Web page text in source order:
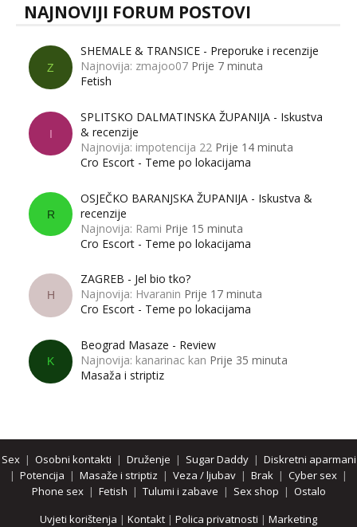
NAJNOVIJI FORUM POSTOVI
Z
SHEMALE & TRANSICE - Preporuke i recenzije
Najnovija: zmajoo07 Prije 7 minuta
Fetish
I
SPLITSKO DALMATINSKA ŽUPANIJA - Iskustva
& recenzije
Najnovija: impotencija 22 Prije 14 minuta
Cro Escort - Teme po lokacijama
R
OSJEČKO BARANJSKA ŽUPANIJA - Iskustva &
recenzije
Najnovija: Rami Prije 15 minuta
Cro Escort - Teme po lokacijama
H
ZAGREB - Jel bio tko?
Najnovija: Hvaranin Prije 17 minuta
Cro Escort - Teme po lokacijama
K
Beograd Masaze - Review
Najnovija: kanarinac kan Prije 35 minuta
Masaža i striptiz
Sex| Osobni kontakti | Druženje | Sugar Daddy| Diskretni aparmani
| Potencija | Masaže i striptiz | Veza / ljubav | Brak | Cyber sex |
Phone sex| Fetish | Tulumi i zabave | Sex shop | Ostalo
Uvjeti korištenja | Kontakt | Polica privatnosti | Marketing